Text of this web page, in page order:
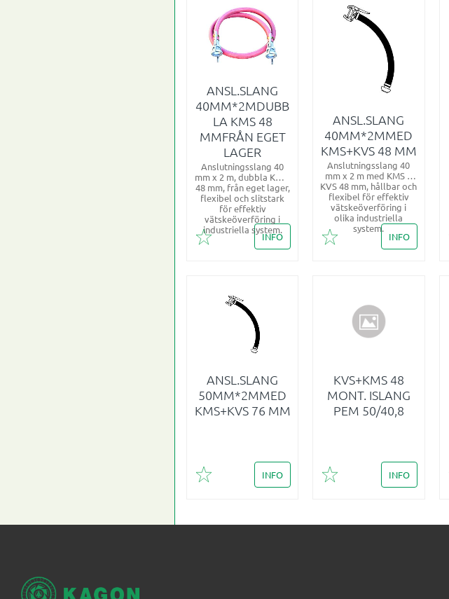
ANSL.SLANG
40MM*2MDUBB
LA KMS 48
MMFRÅN EGET
LAGER
Anslutningsslang 40
mm x 2 m, dubbla KMS,
48 mm, från eget lager,
flexibel och slitstark
för effektiv
vätskeöverföring i
industriella system.
Lägg till i favoriter
INFO
ANSL.SLANG
40MM*2MMED
KMS+KVS 48 MM
Anslutningsslang 40
mm x 2 m med KMS +
KVS 48 mm, hållbar och
flexibel för effektiv
vätskeöverföring i
olika industriella
system.
Lägg till i favoriter
INFO
ANSL.SLANG
50MM*2MMED
KMS+KVS 76 MM
Lägg till i favoriter
INFO
KVS+KMS 48
MONT. ISLANG
PEM 50/40,8
Lägg till i favoriter
INFO